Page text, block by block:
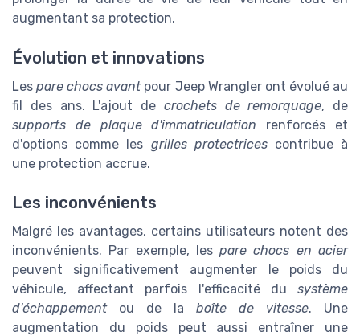
augmentant sa protection.
Évolution et innovations
Lespare chocs avantpour Jeep Wrangler ont évolué au
fil des ans. L'ajout de crochets de remorquage, de
supports de plaque d'immatriculation renforcés et
d'options comme les grilles protectricescontribue à
une protection accrue.
Les inconvénients
Malgré les avantages, certains utilisateurs notent des
inconvénients. Par exemple, lespare chocs en acier
peuvent significativement augmenter le poids du
véhicule, affectant parfois l'efficacité du système
d'échappementou de la boîte de vitesse. Une
augmentation du poids peut aussi entraîner une